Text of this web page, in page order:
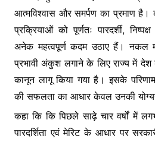
आत्मविश्वास और समर्पण का प्रमाण है।
प्रक्रियाओं को पूर्णतः पारदर्शी,
अनेक महत्वपूर्ण कदम उठाए हैं। नकल
प्रभावी अंकुश लगाने के लिए राज्य में
कानून लागू किया गया है। इसके
की सफलता का आधार केवल उनकी
कहा कि कि पिछले साढ़े चार वर्षों में
पारदर्शिता एवं मेरिट के आधार पर